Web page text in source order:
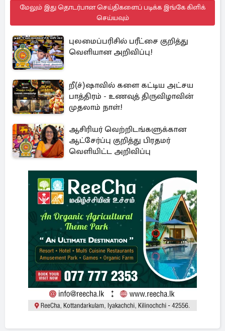
மேலும் இது தொடர்பான செய்திகளைப் படிக்க இங்கே கிளிக்
செய்யவும்
புலமைப்பரிசில் பரீட்சை குறித்து
வெளியான அறிவிப்பு!
றீ(ச்)ஷாவில் களை கட்டிய அட்சய
பாத்திரம் - உணவுத் திருவிழாவின்
முதலாம் நாள்!
ஆசிரியர் வெற்றிடங்களுக்கான
ஆட்சேர்ப்பு குறித்து பிரதமர்
வெளியிட்ட அறிவிப்பு